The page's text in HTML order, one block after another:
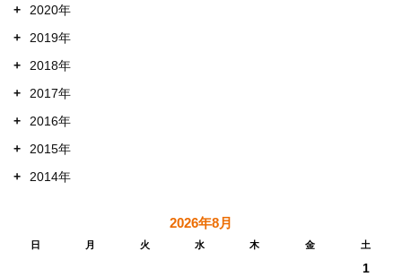
+
2020年
+
2019年
+
2018年
+
2017年
+
2016年
+
2015年
+
2014年
2026年8月
日 月 火 水 木 金 土
1